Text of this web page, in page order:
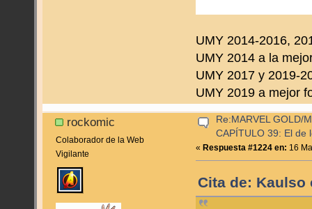
UMY 2014-2016,
UMY 2014 a la
UMY 2017 y 2019-
UMY 2019 a mejor
rockomic
Colaborador de la Web
Vigilante
Re:MARVEL GOLD/
CAPÍTULO 39: El de
«Respuesta #1224 en: 16
Cita de: Kaulso